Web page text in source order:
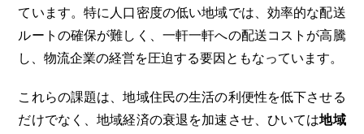
ています。特に人口密度の低い地域では、効率的な配送
ルートの確保が難しく、一軒一軒への配送コストが高騰
し、物流企業の経営を圧迫する要因ともなっています。
これらの課題は、地域住民の生活の利便性を低下させる
だけでなく、地域経済の衰退を加速させ、ひいては地域